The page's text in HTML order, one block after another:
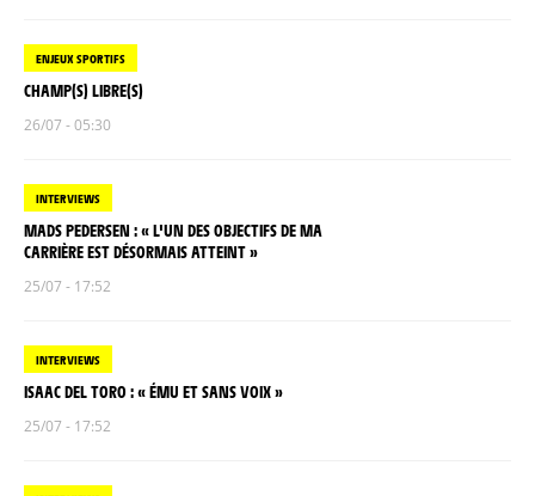
ENJEUX SPORTIFS
CHAMP(S) LIBRE(S)
26/07 - 05:30
INTERVIEWS
MADS PEDERSEN : « L'UN DES OBJECTIFS DE MA
CARRIÈRE EST DÉSORMAIS ATTEINT »
25/07 - 17:52
INTERVIEWS
ISAAC DEL TORO : « ÉMU ET SANS VOIX »
25/07 - 17:52